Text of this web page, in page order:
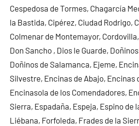
Cespedosa de Tormes, Chagarcía
la Bastida, Cipérez, Ciudad Rodrigo,
Colmenar de Montemayor,
Don Sancho , Dios le Guarde,
Doñinos de Salamanca, Ejeme,
Silvestre, Encinas de Abajo, Encinas
Encinasola de los Comendadores,
Sierra, Espadaña, Espeja, Espino de
Liébana, Forfoleda, Frades de la